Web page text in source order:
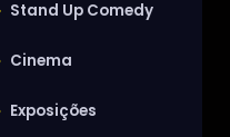
Stand Up Comedy
Cinema
Exposições